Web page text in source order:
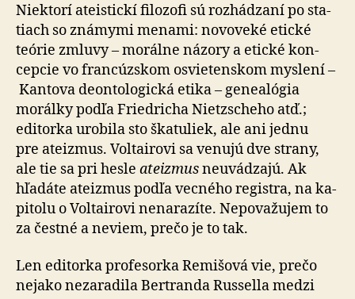
Niektorí ateistickí filozofi sú rozhádzaní po sta­
tiach so zná­mymi menami: novo­veké etické
teórie zmluvy – mo­rálne názory a etické kon­
cepcie vo fran­cúz­skom osvie­ten­skom myslení –
Kantova de­on­to­lo­gická etika – ge­nea­lógia
morálky podľa Friedricha Nietzscheho atď.;
editorka urobila sto ška­tu­liek, ale ani jednu
pre ate­izmus. Voltairovi sa venujú dve strany,
ale tie sa pri hesle ateizmusneu­vá­dza­jú. Ak
hľadáte ateizmus podľa vecného registra, na ka­
pi­tolu o Voltairovi ne­na­ra­zíte. Ne­po­va­žujem to
za čestné a neviem, prečo je to tak.
Len editorka profesorka Remišová vie, prečo
nejako ne­za­ra­dila Bertranda Russella medzi